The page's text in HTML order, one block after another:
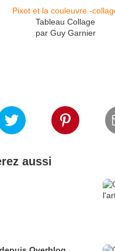
Pixot et la couleuvre -
Tableau Collage
par Guy Garnier
aussi